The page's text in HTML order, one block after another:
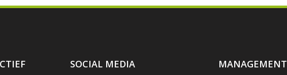
SOCIAL MEDIA MANAGEMENT